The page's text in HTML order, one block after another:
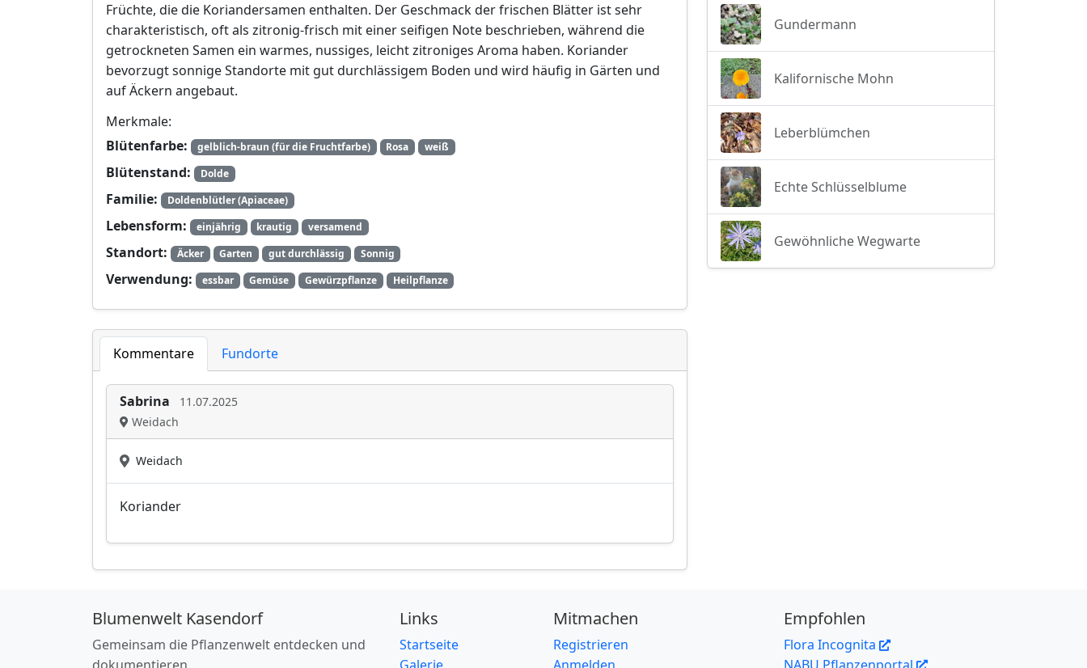
Früchte, die die Koriandersamen enthalten. Der Geschmack der frischen Blätter ist sehr
charakteristisch, oft als zitronig-frisch mit einer seifigen Note beschrieben, während die
getrockneten Samen ein warmes, nussiges, leicht zitroniges Aroma haben. Koriander
bevorzugt sonnige Standorte mit gut durchlässigem Boden und wird häufig in Gärten und
auf Äckern angebaut.
Merkmale:
Blütenfarbe:
gelblich-braun (für die Fruchtfarbe) Rosa weiß
Blütenstand: Dolde
Familie: Doldenblütler (Apiaceae)
Lebensform: einjährig krautig versamend
Standort: Äcker Garten gut durchlässig Sonnig
Verwendung: essbar Gemüse Gewürzpflanze Heilpflanze
Kommentare Fundorte
Sabrina
11.07.2025
Weidach
Weidach
Koriander
Gundermann
Kalifornische Mohn
Leberblümchen
Echte Schlüsselblume
Gewöhnliche Wegwarte
Blumenwelt Kasendorf
Gemeinsam die Pflanzenwelt entdecken und
Links
Startseite
Mitmachen
Registrieren
Empfohlen
Flora Incognita